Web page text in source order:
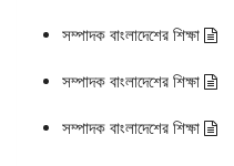
সম্পাদক বাংলাদেশের শিক্ষা
সম্পাদক বাংলাদেশের শিক্ষা
সম্পাদক বাংলাদেশের শিক্ষা